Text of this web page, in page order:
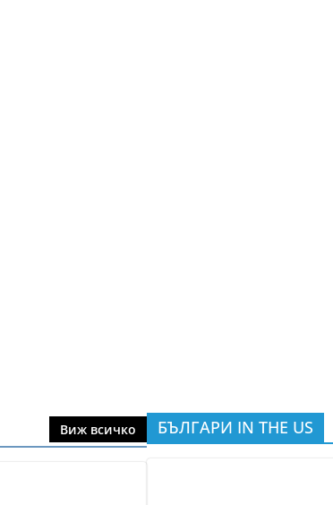
Виж всичко БЪЛГАРИ IN THE US